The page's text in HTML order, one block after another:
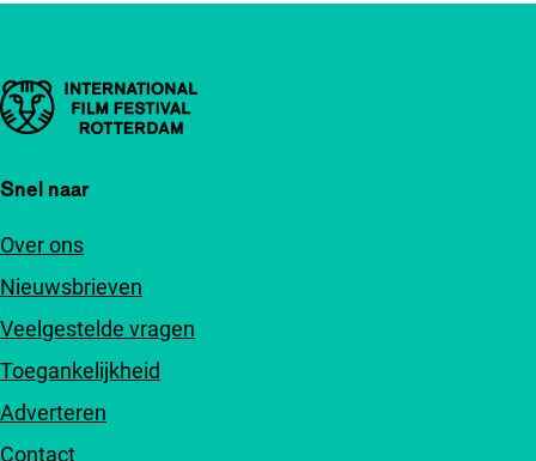
Belangrijke links
Snel naar
Over ons
Nieuwsbrieven
Veelgestelde vragen
Toegankelijkheid
Adverteren
Contact